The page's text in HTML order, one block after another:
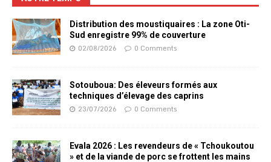
Distribution des moustiquaires : La zone Oti-
Sud enregistre 99% de couverture
02/08/2026 0 Comments
Sotouboua: Des éleveurs formés aux
techniques d’élevage des caprins
23/07/2026 0 Comments
Evala 2026 : Les revendeurs de « Tchoukoutou
» et de la viande de porc se frottent les mains